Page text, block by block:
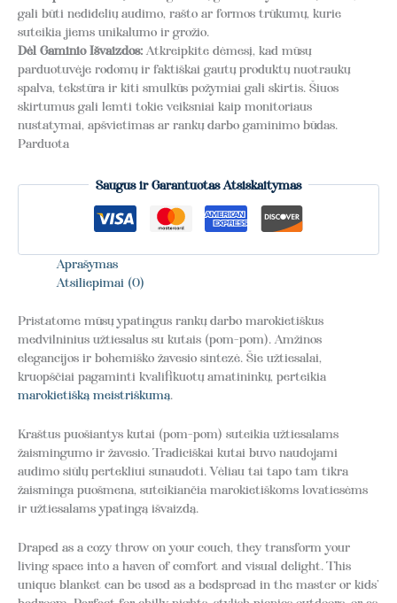
gali būti nedidelių audimo, rašto ar formos trūkumų, kurie
suteikia jiems unikalumo ir grožio.
Dėl Gaminio Išvaizdos: Atkreipkite dėmesį, kad mūsų
parduotuvėje rodomų ir faktiškai gautų produktų nuotraukų
spalva, tekstūra ir kiti smulkūs požymiai gali skirtis. Šiuos
skirtumus gali lemti tokie veiksniai kaip monitoriaus
nustatymai, apšvietimas ar rankų darbo gaminimo būdas.
Parduota
Saugus ir Garantuotas Atsiskaitymas
Aprašymas
Atsiliepimai (0)
Pristatome mūsų ypatingus rankų darbo marokietiškus
medvilninius užtiesalus su kutais (pom-pom). Amžinos
elegancijos ir bohemiško žavesio sintezė. Šie užtiesalai,
kruopščiai pagaminti kvalifikuotų amatininkų, perteikia
marokietišką meistriškumą.
Kraštus puošiantys kutai (pom-pom) suteikia užtiesalams
žaismingumo ir žavesio. Tradiciškai kutai buvo naudojami
audimo siūlų pertekliui sunaudoti. Vėliau tai tapo tam tikra
žaisminga puošmena, suteikiančia marokietiškoms lovatiesėms
ir užtiesalams ypatingą išvaizdą.
Draped as a cozy throw on your couch, they transform your
living space into a haven of comfort and visual delight. This
unique blanket can be used as a bedspread in the master or kids’